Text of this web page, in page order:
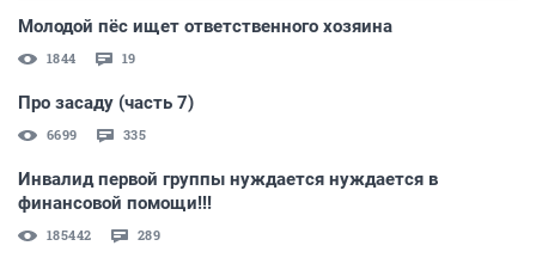
Молодой пёс ищет ответственного хозяина
1844 19
Про засаду (часть 7)
6699 335
Инвалид первой группы нуждается нуждается в
финансовой помощи!!!
185442 289